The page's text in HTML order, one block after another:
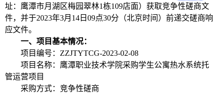
址： 鹰潭市月湖区梅园翠林1栋109店面）获取竞争性磋商文
件，并于2023年3月 14 日 09点30分（北京时间）前递交磋商响
应文件。
一、项目基本情况：
项目编号： ZZJTYTCG-2023-02-08
项目名称： 鹰潭职业技术学院采购学生公寓热水系统托
管运营项目
采购方式： 竞争性磋商